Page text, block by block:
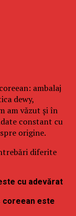
ambalaj
dewy,
am văzut și în
constant cu
origine.
diferite
cu adevărat
coreean este